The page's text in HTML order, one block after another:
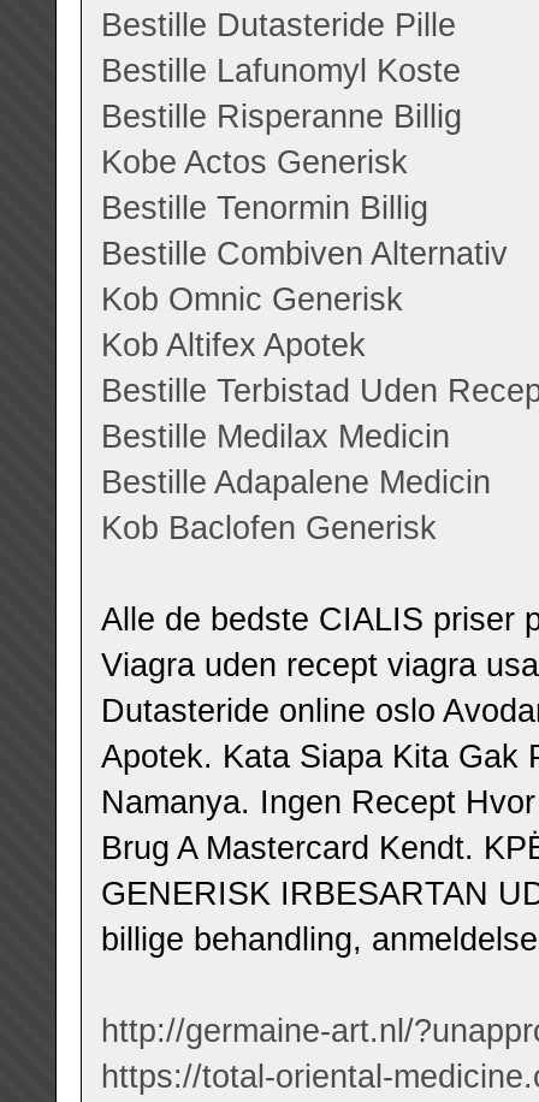
Bestille Dutasteride Pille
Bestille Lafunomyl Koste
Bestille Risperanne Billig
Kobe Actos Generisk
Bestille Tenormin Billig
Bestille Combiven Alternativ
Kob Omnic Generisk
Kob Altifex Apotek
Bestille Terbistad Uden
Bestille Medilax Medicin
Bestille Adapalene Medicin
Kob Baclofen Generisk
Alle de bedste CIALIS priser
Viagra uden recept viagra
Dutasteride online oslo
Apotek. Kata Siapa Kita Gak
Namanya. Ingen Recept
Brug A Mastercard Kendt.
GENERISK IRBESARTAN
billige behandling,
http://germaine-art.nl/
https://total-oriental-